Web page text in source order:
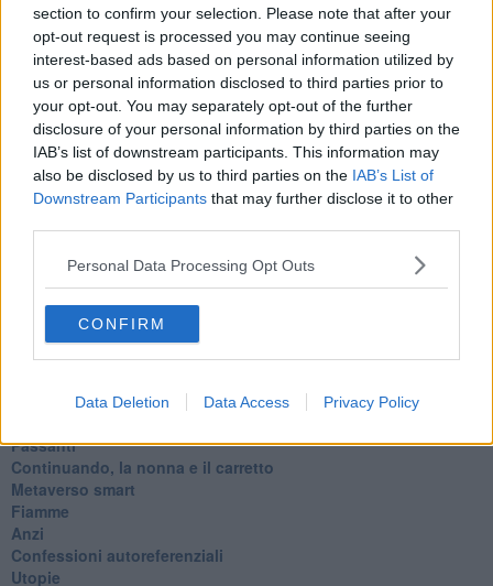
section to confirm your selection. Please note that after your
opt-out request is processed you may continue seeing
interest-based ads based on personal information utilized by
us or personal information disclosed to third parties prior to
your opt-out. You may separately opt-out of the further
disclosure of your personal information by third parties on the
IAB’s list of downstream participants. This information may
also be disclosed by us to third parties on the IAB’s List of
Downstream Participants that may further disclose it to other
Personal Data Processing Opt Outs
CONFIRM
Data Deletion Data Access Privacy Policy
O sonho de um prisioneiro
Memòrias
Sto qui
Scrivi
Bestiario
Pillole
Veglia
​“D” come delitto
Todo el bien, todo el mal
Silenzio
Le parole
​L’Australiana
Le stelle del jazz
Passanti
Continuando, la nonna e il carretto
Metaverso smart
Fiamme
Anzi
Confessioni autoreferenziali
Utopie